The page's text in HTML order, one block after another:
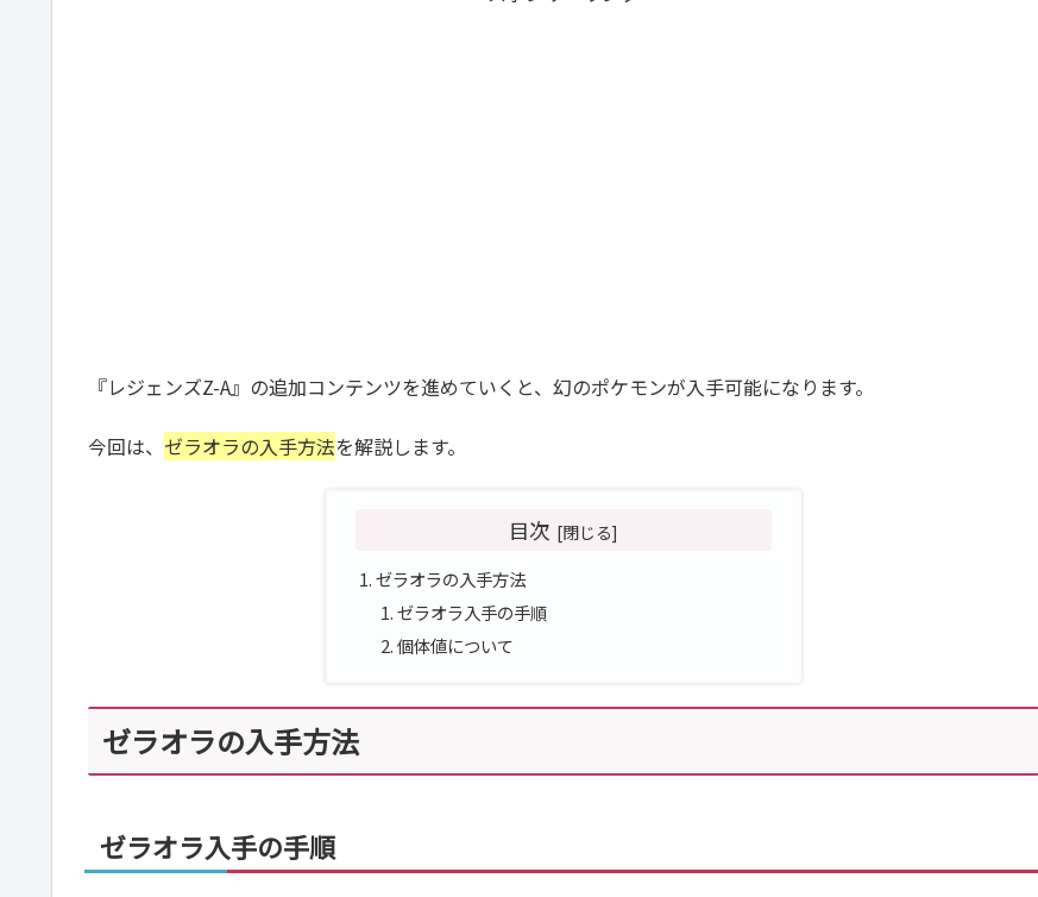
『レジェンズZ-A』の追加コンテンツを進めていくと、幻のポケモンが入手可能になります。
今回は、 ゼラオラの入手方法を解説します。
目次
ゼラオラの入手方法
ゼラオラ入手の手順
個体値について
ゼラオラの入手方法
ゼラオラ入手の手順